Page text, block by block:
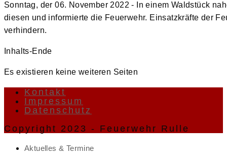
Sonntag, der 06. November 2022 - In einem Waldstück
diesen und informierte die Feuerwehr. Einsatzkräfte der
verhindern.
Inhalts-Ende
Es existieren keine weiteren Seiten
Kontakt
Impressum
Datenschutz
Copyright 2023 - Feuerwehr Rulle
Aktuelles & Termine